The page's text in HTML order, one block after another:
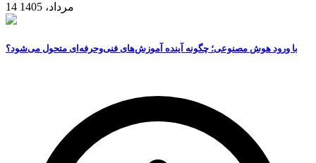
14 مرداد، 1405
با ورود هوش مصنوعی؛ چگونه آینده آموزش‌های فنی‌وحرفه‌ای متحول می‌شود؟